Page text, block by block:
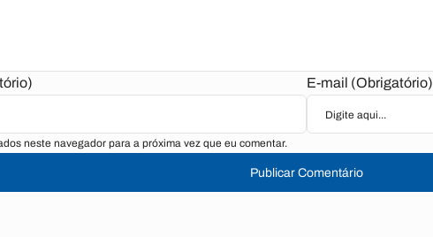
E-mail (Obrigatório)
neste navegador para a próxima vez que eu comentar.
Publicar Comentário